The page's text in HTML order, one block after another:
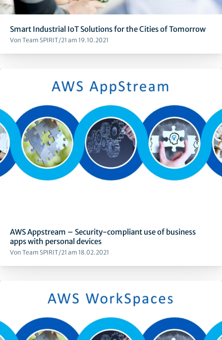
Smart Industrial IoT Solutions for the Cities of Tomorrow
Von Team SPIRIT/21 am 19.10.2021
AWS Appstream – Security-compliant use of business
apps with personal devices
Von Team SPIRIT/21 am 18.02.2021